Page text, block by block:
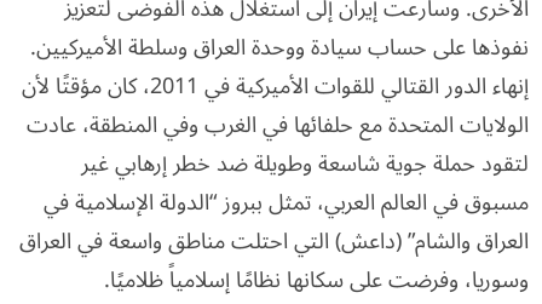
نفوذها على حساب سيادة ووحدة العراق وسلطة الأميركيين.
إنهاء الدور القتالي للقوات الأميركية في 2011، كان مؤقتًا لأن
الولايات المتحدة مع حلفائها في الغرب وفي المنطقة، عادت
لتقود حملة جوية شاسعة وطويلة ضد خطر إرهابي غير
مسبوق في العالم العربي، تمثل ببروز “الدولة الإسلامية في
العراق والشام” (داعش) التي احتلت مناطق واسعة في العراق
وسوريا، وفرضت على سكانها نظامًا إسلامياً ظلاميًا.